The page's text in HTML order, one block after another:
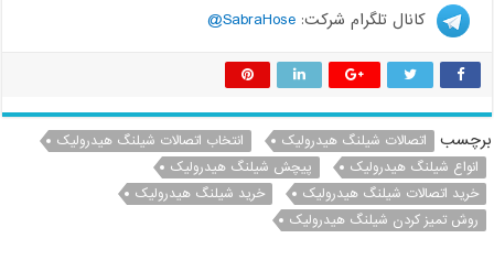
کانال تلگرام شرکت:SabraHose@
برچسب اتصالات شیلنگ هیدرولیک
انتخاب اتصالات شیلنگ هیدرولیک
انواع شیلنگ هیدرولیک
پیچش شیلنگ هیدرولیک
خرید اتصالات شیلنگ هیدرولیک
خرید شیلنگ هیدرولیک
روش تمیز کردن شیلنگ هیدرولیک